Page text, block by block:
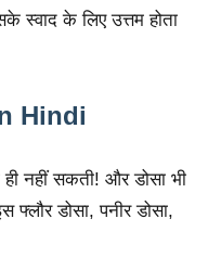
स्वाद के लिए उत्तम होता
Hindi
ही नहीं सकती! और डोसा भी
फ्लौर डोसा, पनीर डोसा,